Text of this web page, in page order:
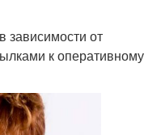
зависимости от
к оперативному